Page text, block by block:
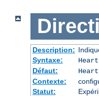
Description:
Syntaxe:
Défaut:
Contexte:
Statut: